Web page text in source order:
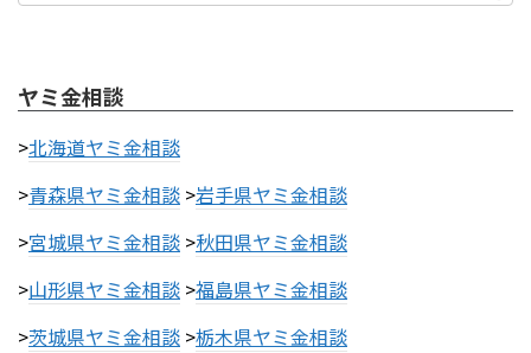
ヤミ金相談
>北海道ヤミ金相談
>青森県ヤミ金相談 >岩手県ヤミ金相談
>宮城県ヤミ金相談 >秋田県ヤミ金相談
>山形県ヤミ金相談 >福島県ヤミ金相談
>茨城県ヤミ金相談 >栃木県ヤミ金相談